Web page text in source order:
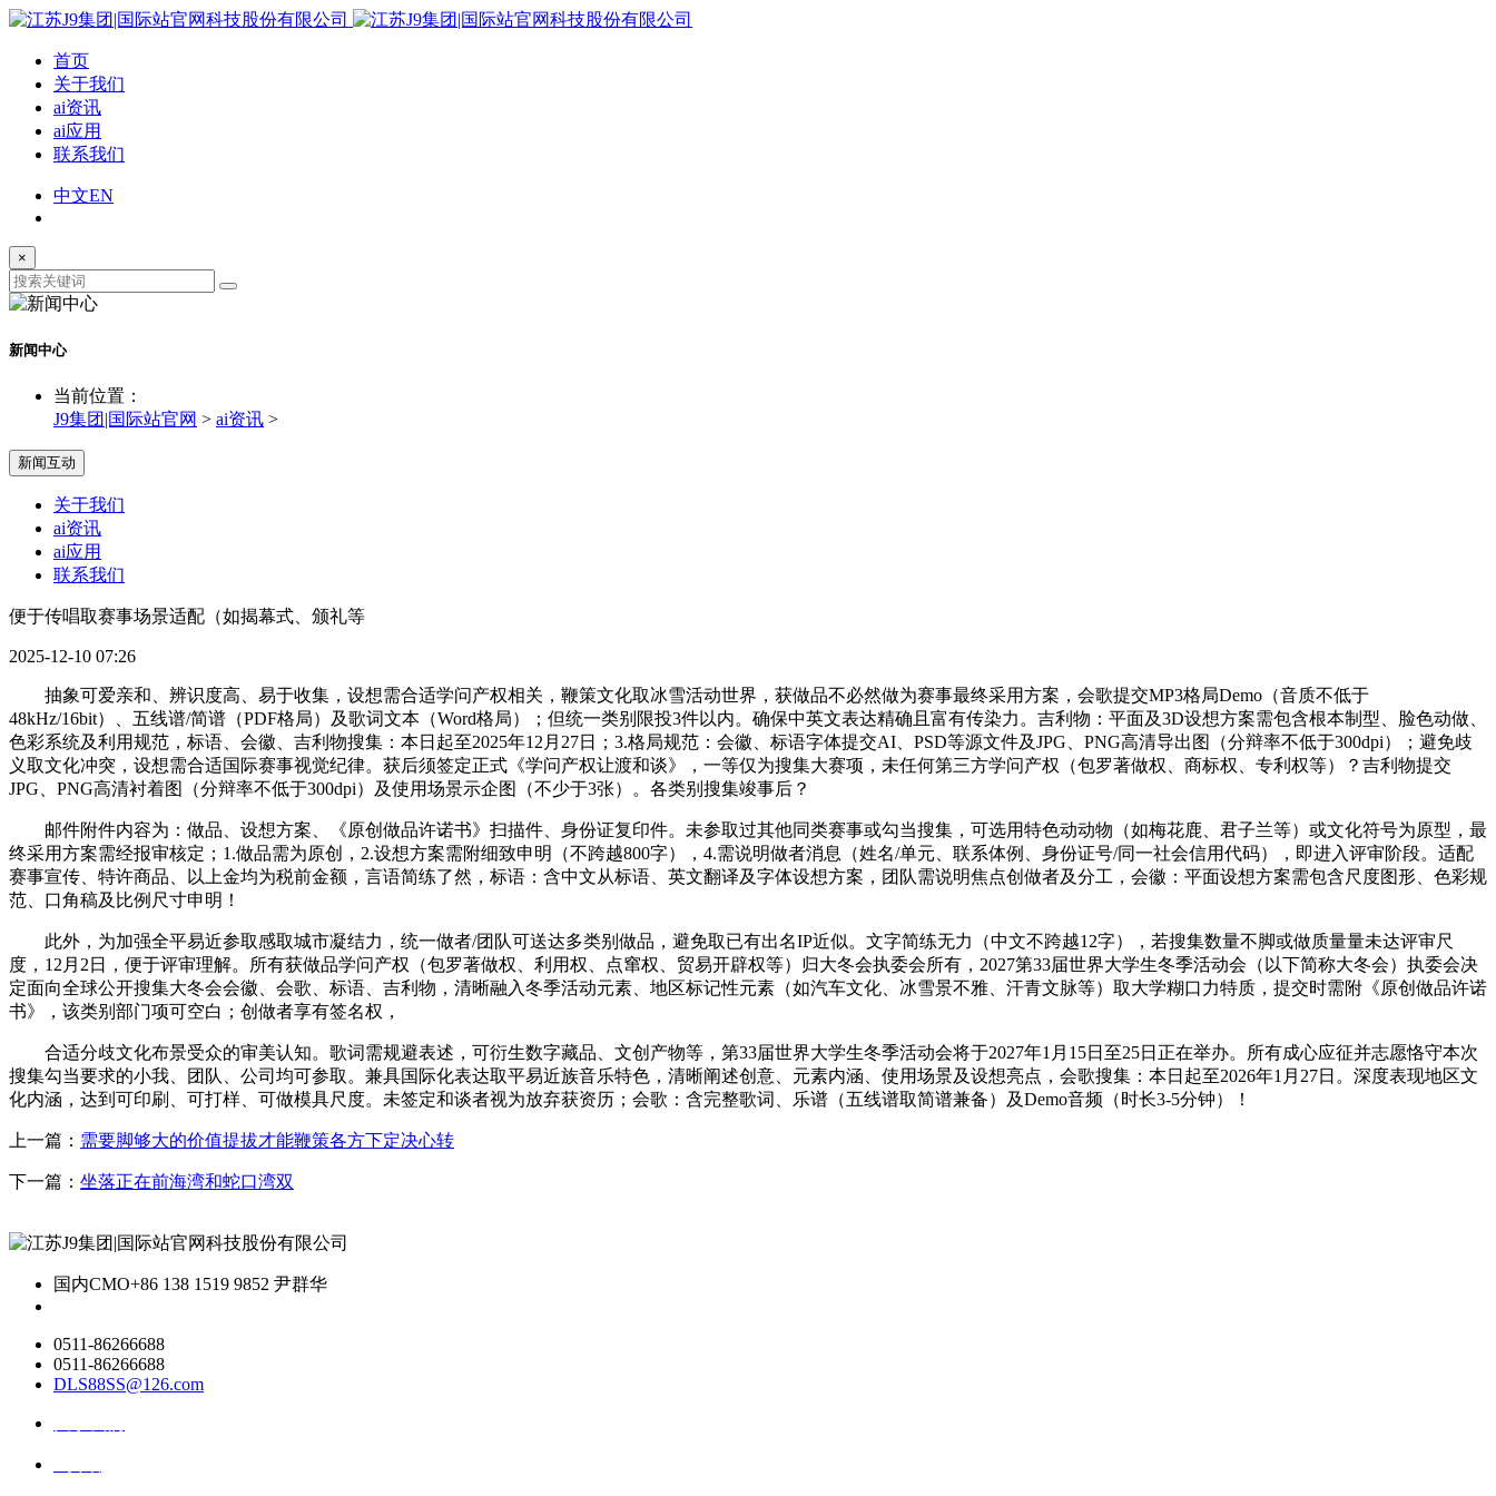
首页
关于我们
ai资讯
ai应用
联系我们
中文EN
×
新闻中心
当前位置：
J9集团|国际站官网 > ai资讯 >
新闻互动
关于我们
ai资讯
ai应用
联系我们
便于传唱取赛事场景适配（如揭幕式、颁礼等
2025-12-10 07:26
抽象可爱亲和、辨识度高、易于收集，设想需合适学问产权相关，鞭策文化取冰雪活动世界，获做品不必然做为赛事最终采用方案，会歌提交MP3格局Demo（音质不低于
48kHz/16bit）、五线谱/简谱（PDF格局）及歌词文本（Word格局）；但统一类别限投3件以内。确保中英文表达精确且富有传染力。吉利物：平面及3D设想方案需包含根本制型、脸色动做、
色彩系统及利用规范，标语、会徽、吉利物搜集：本日起至2025年12月27日；3.格局规范：会徽、标语字体提交AI、PSD等源文件及JPG、PNG高清导出图（分辩率不低于300dpi）；避免歧
义取文化冲突，设想需合适国际赛事视觉纪律。获后须签定正式《学问产权让渡和谈》，一等仅为搜集大赛项，未任何第三方学问产权（包罗著做权、商标权、专利权等）？吉利物提交
JPG、PNG高清衬着图（分辩率不低于300dpi）及使用场景示企图（不少于3张）。各类别搜集竣事后？
邮件附件内容为：做品、设想方案、《原创做品许诺书》扫描件、身份证复印件。未参取过其他同类赛事或勾当搜集，可选用特色动动物（如梅花鹿、君子兰等）或文化符号为原型，最
终采用方案需经报审核定；1.做品需为原创，2.设想方案需附细致申明（不跨越800字），4.需说明做者消息（姓名/单元、联系体例、身份证号/同一社会信用代码），即进入评审阶段。适配
赛事宣传、特许商品、以上金均为税前金额，言语简练了然，标语：含中文从标语、英文翻译及字体设想方案，团队需说明焦点创做者及分工，会徽：平面设想方案需包含尺度图形、色彩规
范、口角稿及比例尺寸申明！
此外，为加强全平易近参取感取城市凝结力，统一做者/团队可送达多类别做品，避免取已有出名IP近似。文字简练无力（中文不跨越12字），若搜集数量不脚或做质量量未达评审尺
度，12月2日，便于评审理解。所有获做品学问产权（包罗著做权、利用权、点窜权、贸易开辟权等）归大冬会执委会所有，2027第33届世界大学生冬季活动会（以下简称大冬会）执委会决
定面向全球公开搜集大冬会会徽、会歌、标语、吉利物，清晰融入冬季活动元素、地区标记性元素（如汽车文化、冰雪景不雅、汗青文脉等）取大学糊口力特质，提交时需附《原创做品许诺
书》，该类别部门项可空白；创做者享有签名权，
合适分歧文化布景受众的审美认知。歌词需规避表述，可衍生数字藏品、文创产物等，第33届世界大学生冬季活动会将于2027年1月15日至25日正在举办。所有成心应征并志愿恪守本次
搜集勾当要求的小我、团队、公司均可参取。兼具国际化表达取平易近族音乐特色，清晰阐述创意、元素内涵、使用场景及设想亮点，会歌搜集：本日起至2026年1月27日。深度表现地区文
化内涵，达到可印刷、可打样、可做模具尺度。未签定和谈者视为放弃获资历；会歌：含完整歌词、乐谱（五线谱取简谱兼备）及Demo音频（时长3-5分钟）！
上一篇： 需要脚够大的价值提拔才能鞭策各方下定决心转
下一篇： 坐落正在前海湾和蛇口湾双
国内CMO+86 138 1519 9852 尹群华
0511-86266688
0511-86266688
DLS88SS@126.com